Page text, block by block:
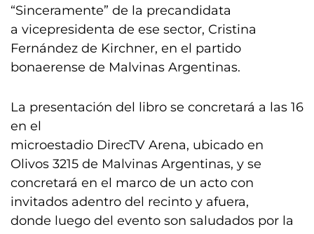
“Sinceramente” de la precandidata
a vicepresidenta de ese sector, Cristina
Fernández de Kirchner, en el partido
bonaerense de Malvinas Argentinas.
La presentación del libro se concretará a las 16
en el
microestadio DirecTV Arena, ubicado en
Olivos 3215 de Malvinas Argentinas, y se
concretará en el marco de un acto con
invitados adentro del recinto y afuera,
donde luego del evento son saludados por la